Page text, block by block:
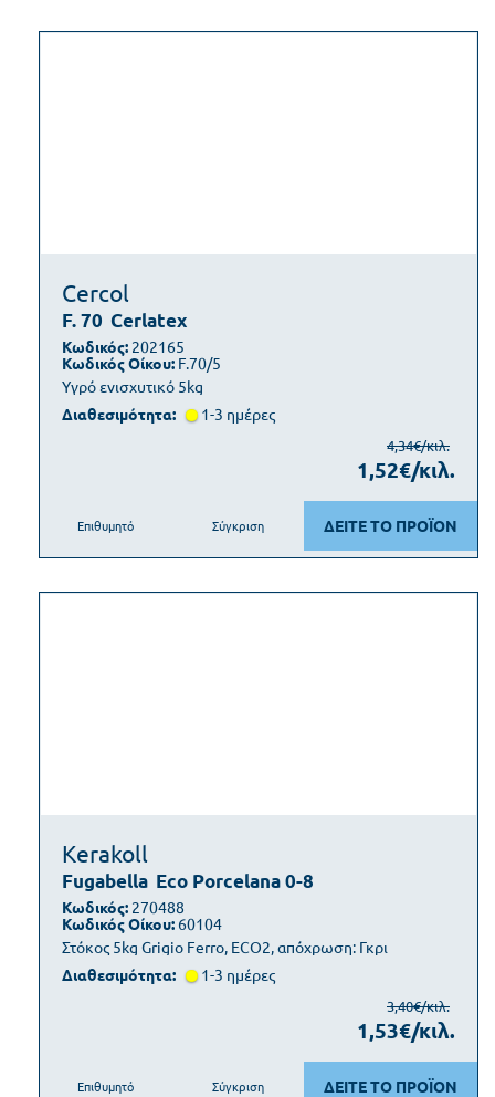
Cercol
F. 70 Cerlatex
Υγρό ενισχυτικό 5kg
Κωδικός: 202165
Κωδικός Οίκου: F.70/5
Διαθεσιμότητα: 1-3 ημέρες
4,34€/κιλ.
1,52€/κιλ.
ΔΕΙΤΕ ΤΟ ΠΡΟΪΟΝ
Επιθυμητό Σύγκριση
Kerakoll
Fugabella Eco Porcelana 0-8
Στόκος 5kg Grigio Ferro, ECO2, απόχρωση: Γκρι
Κωδικός: 270488
Κωδικός Οίκου: 60104
Διαθεσιμότητα: 1-3 ημέρες
3,40€/κιλ.
1,53€/κιλ.
ΔΕΙΤΕ ΤΟ ΠΡΟΪΟΝ
Επιθυμητό Σύγκριση